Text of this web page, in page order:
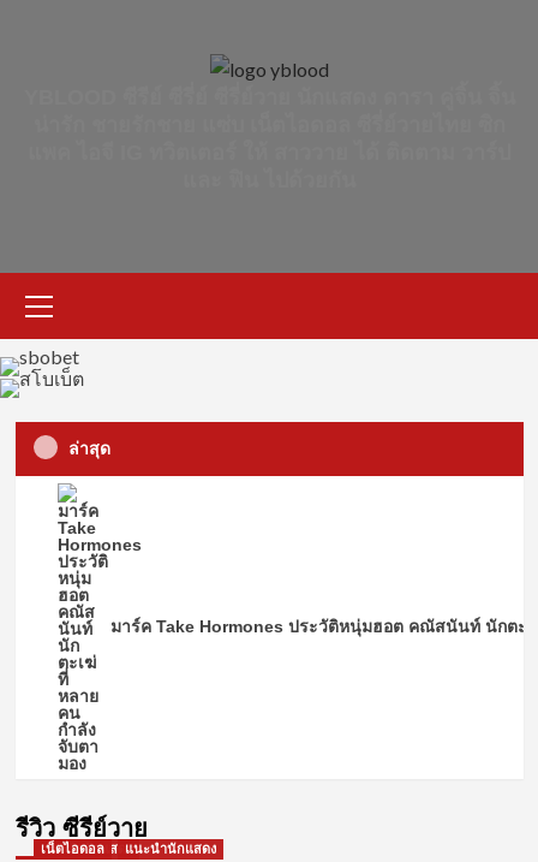
Menu
ล่าสุด
มาร์ค Take Hormones ประวัติหนุ่มฮอต คณัสนันท์ นักตะ
รีวิว ซีรีย์วาย
บ้านวาย
แมนติก
November 16, 2023
บ้านวาย
สไตล์เมืองเหนือสุดอบอุ่น
November 9, 2023
รีวิวซีรีส์ 2gether The Series เพราะเราคู่กัน
July 26, 2023
รีวิวซีรีส์วาย วาระซ่อนเร้น Hidden Agenda
July 24, 2023
รีวิว ซีรีส์ Cutie Pie Series นิ่งเฮียก็หาว่าซื่อ
July 17, 2023
แนะนำนักแสดง
เน็ตไอดอล แนะนำนักแสดง